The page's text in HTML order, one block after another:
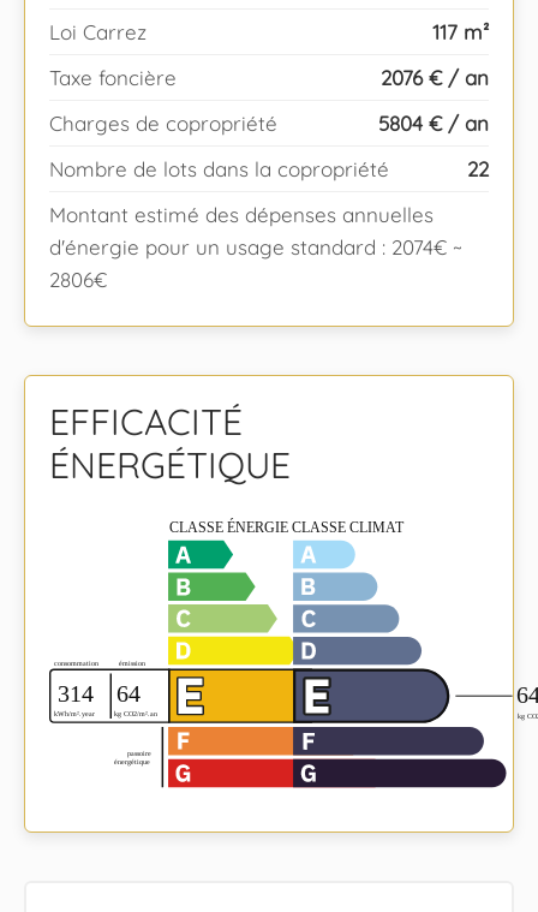
Loi Carrez
117 m²
Taxe foncière
2076 € / an
Charges de copropriété
5804 € / an
Nombre de lots dans la copropriété
22
Montant estimé des dépenses annuelles
d'énergie pour un usage standard : 2074€ ~
2806€
EFFICACITÉ
ÉNERGÉTIQUE